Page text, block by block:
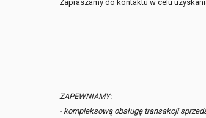
Zapraszamy do kontaktu w celu
ZAPEWNIAMY:
- kompleksową obsługę transakcji